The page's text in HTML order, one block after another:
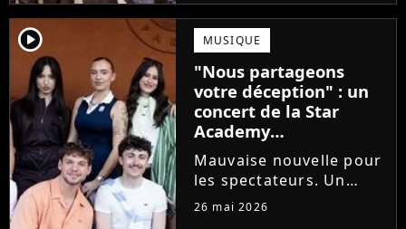
Ambre, une professeure
emblématique de la Star
Academy se positionne
pour enseigner le chant
aux...
player2 MUSIQUE
"Nous partageons
votre déception" : un
concert de la Star
Academy
définitivement annulé
Mauvaise nouvelle pour
les spectateurs. Un
concert de la Star
26 mai 2026